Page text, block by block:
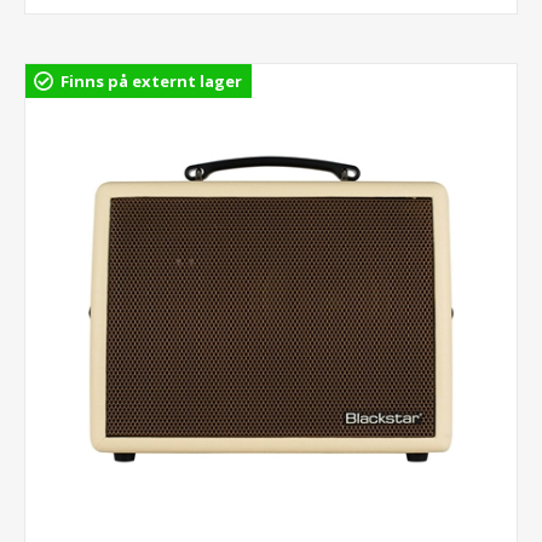
Finns på externt lager